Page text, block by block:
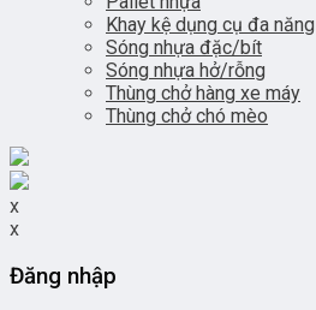
Khay kệ dụng cụ đa năng
Sóng nhựa đặc/bít
Sóng nhựa hở/rỗng
Thùng chở hàng xe máy
Thùng chở chó mèo
x
x
Đăng nhập